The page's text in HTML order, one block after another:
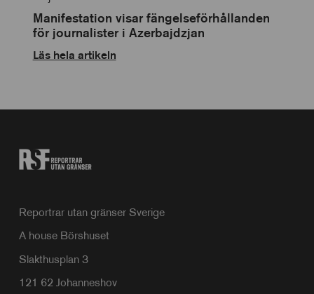
Manifestation visar fängelseförhållanden
för journalister i Azerbajdzjan
Läs hela artikeln
Reportrar utan gränser Sverige
A house Börshuset
Slakthusplan 3
121 62 Johanneshov
anpassning